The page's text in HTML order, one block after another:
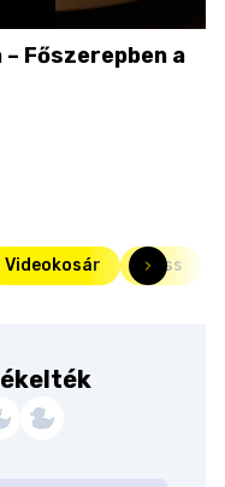
Főszerepben a
Videokosár Friss